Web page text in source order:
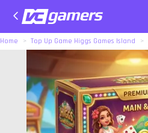
Home Top Up Game Higgs Games Island